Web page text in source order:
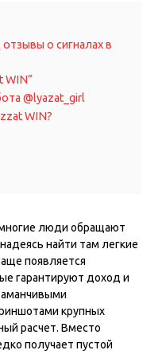
о сигналах в
WIN”
@lyazat_girl
WIN?
люди обращают
найти там легкие
появляется
гарантируют доход и
крупных
расчет. Вместо
получает пустой